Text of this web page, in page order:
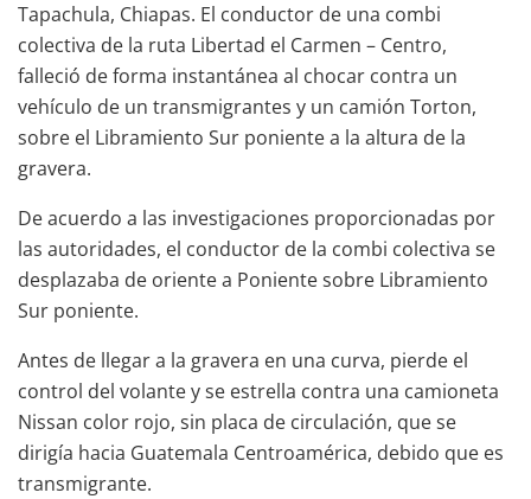
Tapachula, Chiapas. El conductor de una combi
colectiva de la ruta Libertad el Carmen – Centro,
falleció de forma instantánea al chocar contra un
vehículo de un transmigrantes y un camión Torton,
sobre el Libramiento Sur poniente a la altura de la
gravera.
De acuerdo a las investigaciones proporcionadas por
las autoridades, el conductor de la combi colectiva se
desplazaba de oriente a Poniente sobre Libramiento
Sur poniente.
Antes de llegar a la gravera en una curva, pierde el
control del volante y se estrella contra una camioneta
Nissan color rojo, sin placa de circulación, que se
dirigía hacia Guatemala Centroamérica, debido que es
transmigrante.